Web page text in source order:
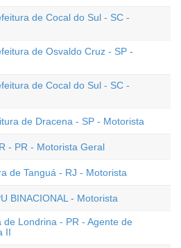
de Cocal do Sul - SC -
de Osvaldo Cruz - SP -
de Cocal do Sul - SC -
de Dracena - SP - Motorista
- PR - Motorista Geral
de Tanguá - RJ - Motorista
BINACIONAL - Motorista
de Londrina - PR - Agente de
II